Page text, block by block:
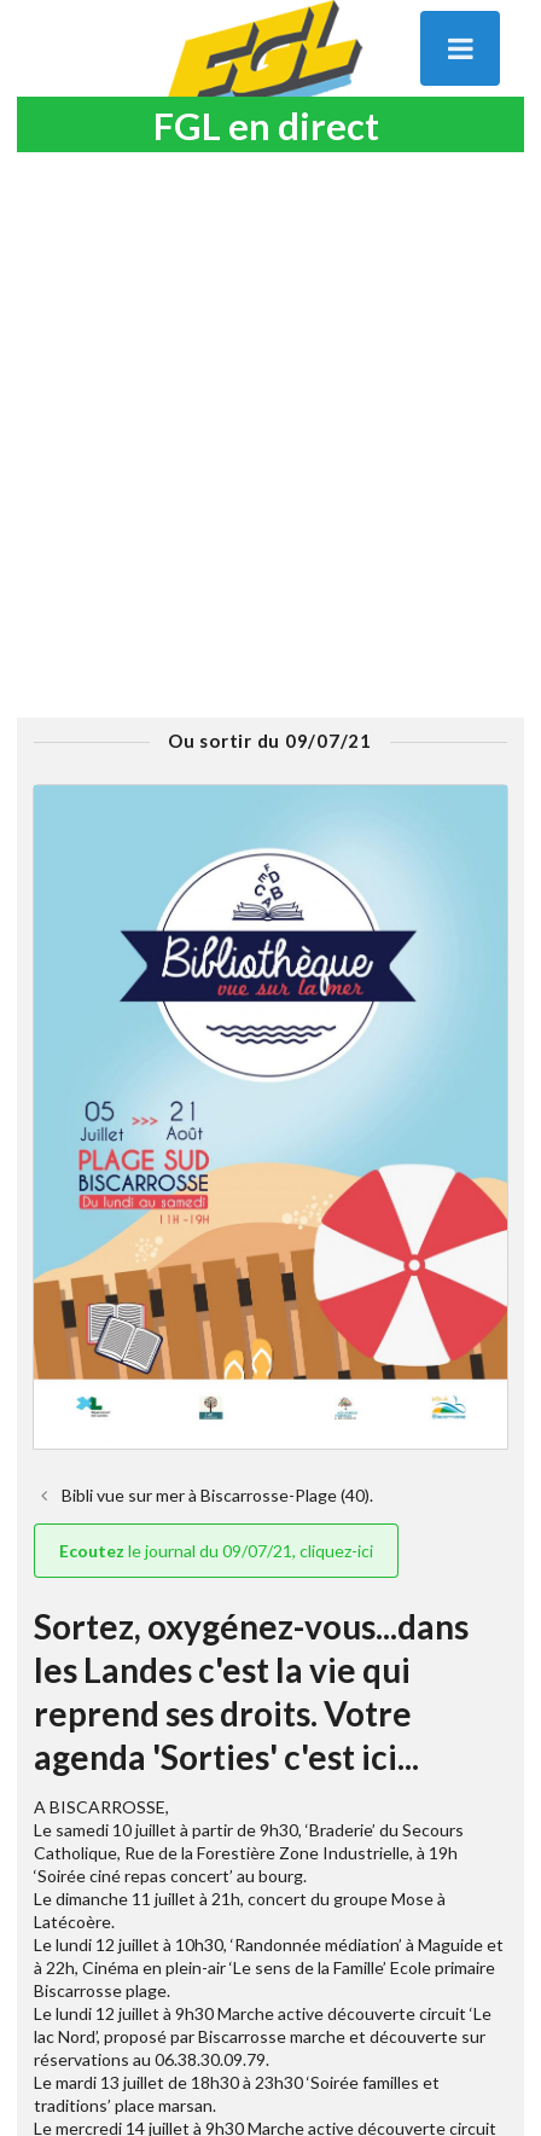
FGL en direct
Ou sortir du 09/07/21
Bibli vue sur mer à Biscarrosse-Plage (40).
Ecoutez le journal du 09/07/21, cliquez-ici
Sortez, oxygénez-vous...dans
les Landes c'est la vie qui
reprend ses droits. Votre
agenda 'Sorties' c'est ici...
A BISCARROSSE,
Le samedi 10 juillet à partir de 9h30, ‘Braderie’ du Secours
Catholique, Rue de la Forestière Zone Industrielle, à 19h
‘Soirée ciné repas concert’ au bourg.
Le dimanche 11 juillet à 21h, concert du groupe Mose à
Latécoère.
Le lundi 12 juillet à 10h30, ‘Randonnée médiation’ à Maguide et
à 22h, Cinéma en plein-air ‘Le sens de la Famille’ Ecole primaire
Biscarrosse plage.
Le lundi 12 juillet à 9h30 Marche active découverte circuit ‘Le
lac Nord’, proposé par Biscarrosse marche et découverte sur
réservations au 06.38.30.09.79.
Le mardi 13 juillet de 18h30 à 23h30 ‘Soirée familles et
traditions’ place marsan.
Le mercredi 14 juillet à 9h30 Marche active découverte circuit